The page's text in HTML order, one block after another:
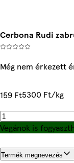
Cerbona Rudi
Még nem érkezett
159 Ft5300 Ft/kg
Vegánok is
Termék megnevezés